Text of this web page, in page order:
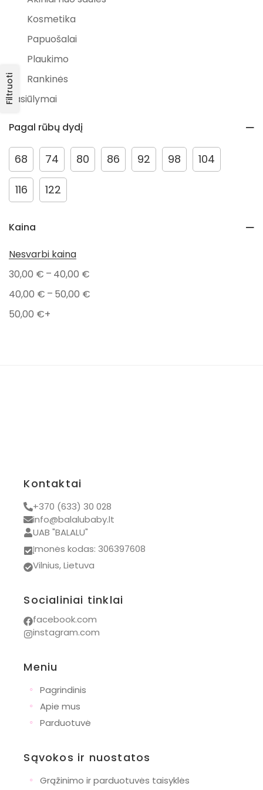
Kosmetika
Papuošalai
Plaukimo
Rankinės
Pasiūlymai
Kūdikiams
Valgymui
Maudynėms
Kramtymui
Pledai
Dovanos kūdikiams
Prekiniai ženklai
Mrs. Ertha
Numskull
PAZ Rodriguez
Wishbone
Bianca Maria
Dovanos
Naujagimiams
Gimtadieniui
Pirmajai komunijai
Mamoms
Drabužiai
Pagal rūbų dydį
68 74 80 86 92 98 104
116 122
Kaina
Nesvarbi kaina
30,00 € – 40,00 €
40,00 € – 50,00 €
50,00 €+
Filtruoti
Kontaktai
+370 (633) 30 028
info@balalubaby.lt
UAB "BALALU"
Įmonės kodas: 306397608
Vilnius, Lietuva
Socialiniai tinklai
facebook.com
instagram.com
Meniu
◦
Pagrindinis
◦ Apie mus
◦ Parduotuvė
Sąvokos ir nuostatos
◦
Grąžinimo ir parduotuvės taisyklės